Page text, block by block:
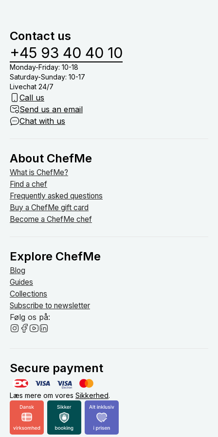
Contact us
+45 93 40 40 10
Monday-Friday: 10-18
Saturday-Sunday: 10-17
Livechat 24/7
Call us
Send us an email
Chat with us
About ChefMe
What is ChefMe?
Find a chef
Frequently asked questions
Buy a ChefMe gift card
Become a ChefMe chef
Explore ChefMe
Blog
Guides
Collections
Subscribe to newsletter
Følg os på:
Secure payment
Læs mere om vores Sikkerhed.